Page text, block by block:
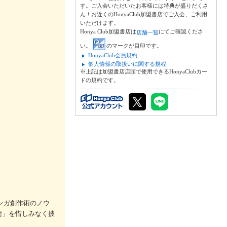
ガ創作術のノウ
を惜しみなく披
す。ご入会いただいたお客様には特典が盛りだくさ
ん！お近くのHonyaClub加盟書店でご入会、ご利用
いただけます。
Honya Club加盟書店は店舗一覧にてご確認くださ
い。
のマークが目印です。
HonyaClub会員規約
個人情報の取扱いに関する規程
※上記は加盟書店店頭で使用できるHonyaClubカー
ドの規約です。